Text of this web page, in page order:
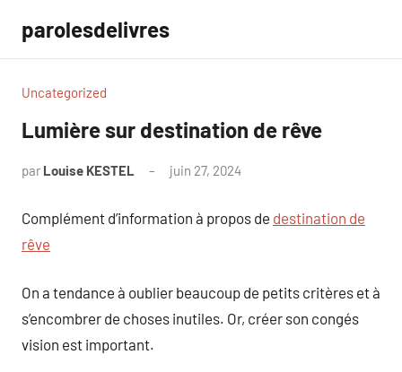
contenu
parolesdelivres
Uncategorized
Lumière sur destination de rêve
par Louise KESTEL juin 27, 2024
Complément d’information à propos de destination de
rêve
On a tendance à oublier beaucoup de petits critères et à
s’encombrer de choses inutiles. Or, créer son congés
vision est important.